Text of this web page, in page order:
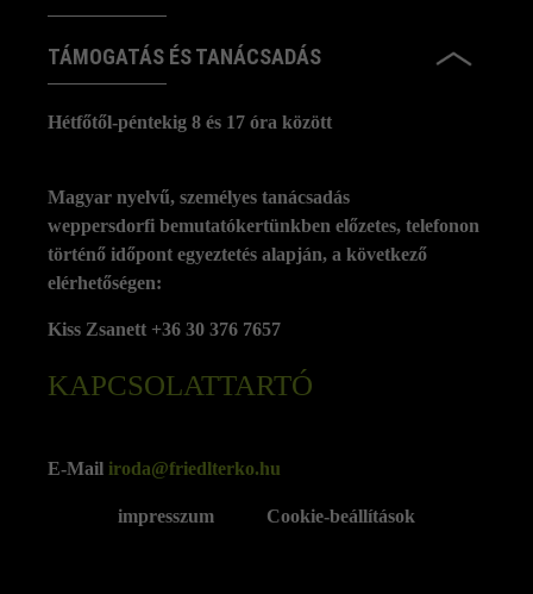
TÁMOGATÁS ÉS TANÁCSADÁS
Hétfőtől-péntekig 8 és 17 óra között
KAPCSOLATTARTÓ
Magyar nyelvű, személyes tanácsadás
weppersdorfi bemutatókertünkben előzetes, telefonon
történő időpont egyeztetés alapján, a következő
elérhetőségen:
Kiss Zsanett +36 30 376 7657
E-Mail iroda@friedlterko.hu
impresszum Cookie-beállítások